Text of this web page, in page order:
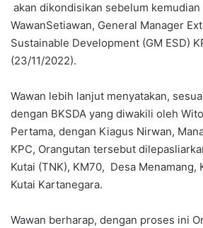
akan dikondisikan sebelum kemudian
WawanSetiawan, General Manager
Sustainable Development (GM ESD)
(23/11/2022).
Wawan lebih lanjut menyatakan,
dengan BKSDA yang diwakili oleh
Pertama, dengan Kiagus Nirwan,
KPC, Orangutan tersebut
Kutai (TNK), KM70, Desa Menamang,
Kutai Kartanegara.
Wawan berharap, dengan proses ini